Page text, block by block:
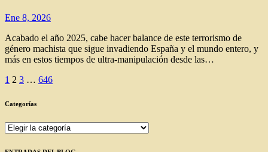
Ene 8, 2026
Acabado el año 2025, cabe hacer balance de este terrorismo de
género machista que sigue invadiendo España y el mundo entero, y
más en estos tiempos de ultra-manipulación desde las…
Paginación
de
1 2 3 … 646
Categorías
Categorías